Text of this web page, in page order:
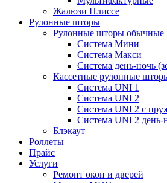
Жалюзи Плиссе
Рулонные шторы
Рулонные шторы обычные
Система Мини
Система Макси
Система день-ночь
Кассетные рулонные
Система UNI 1
Система UNI 2
Система UNI 2 с
Система UNI 2 день-
Блэкаут
Роллеты
Прайс
Услуги
Ремонт окон и дверей